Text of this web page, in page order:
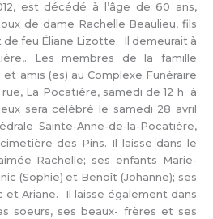
est décédé à l’âge de 60 ans,
de dame Rachelle Beaulieu, fils
feu Éliane Lizotte. Il demeurait à
Les membres de la famille
amis (es) au Complexe Funéraire
La Pocatière, samedi de 12 h à
sera célébré le samedi 28 avril
Sainte-Anne-de-la-Pocatière,
des Pins. Il laisse dans le
Rachelle; ses enfants Marie-
(Sophie) et Benoît (Johanne); ses
et Ariane. Il laisse également dans
soeurs, ses beaux- frères et ses